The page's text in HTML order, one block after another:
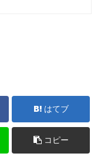
はてブ
コピー